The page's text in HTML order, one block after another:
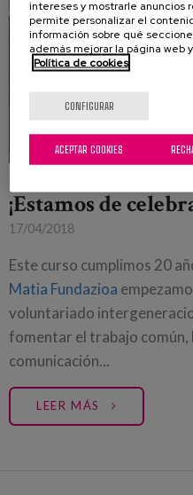
¡Estamos de
17/04/2018
Este curso cumplimos 20
Matia Fundazioa
voluntariado
fomentar el trabajo común,
comunicación...
LEER MÁS
intereses y mostrarle anuncios
permite personalizar el
información sobre qué
además mejorar la página web
Política de cookies
CONFIGURAR
ACEPTAR COOKIES